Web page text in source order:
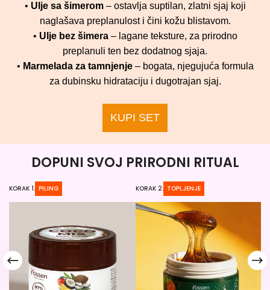
• Ulje sa šimerom– ostavlja suptilan, zlatni sjaj koji
naglašava preplanulost i čini kožu blistavom.
• Ulje bez šimera– lagane teksture, za prirodno
preplanuli ten bez dodatnog sjaja.
• Marmelada za tamnjenje– bogata, njegujuća formula
za dubinsku hidrataciju i dugotrajan sjaj.
KUPI SET
DOPUNI SVOJ PRIRODNI RITUAL
KORAK 1. PILING KORAK 2. TOPLJENJE